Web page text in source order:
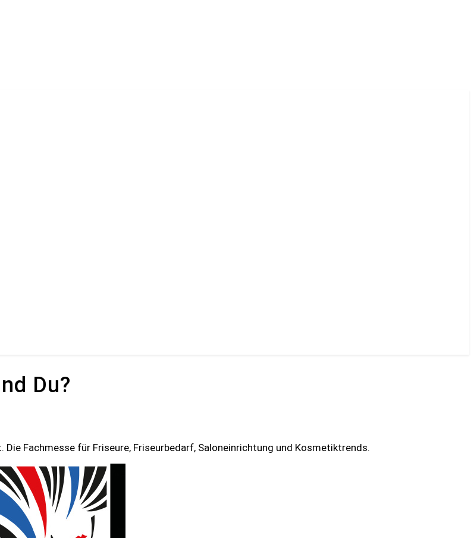
Du?
Fachmesse für Friseure, Friseurbedarf, Saloneinrichtung und Kosmetiktrends.